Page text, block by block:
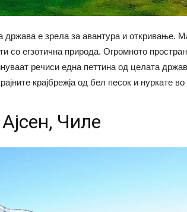
држава е зрела за авантура и откривање.
со егзотична природа. Огромното
речиси една петтина од целата
крајбрежја од бел песок и нуркате
Чиле